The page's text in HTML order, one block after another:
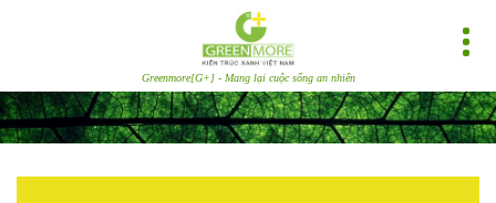
Greenmore[G+] - Mang lại cuộc sống an nhiên